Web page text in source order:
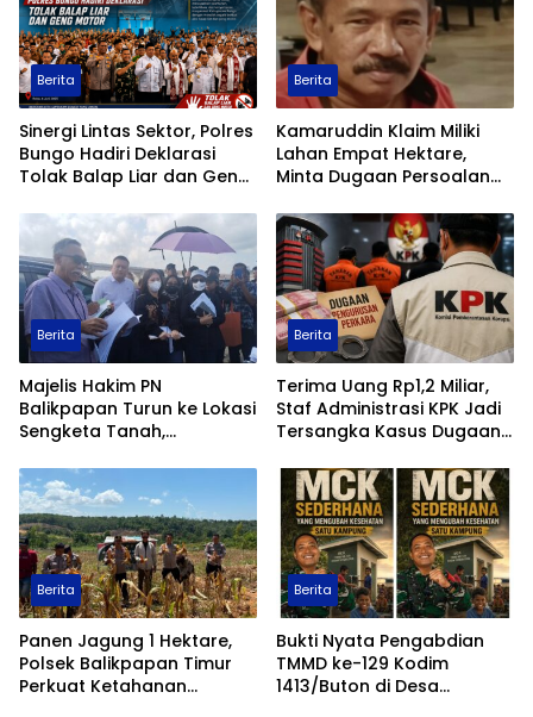
Berita
Sinergi Lintas Sektor, Polres
Bungo Hadiri Deklarasi
Tolak Balap Liar dan Geng
Berita
Kamaruddin Klaim Miliki
Lahan Empat Hektare,
Minta Dugaan Persoalan
Transparan
Berita
Majelis Hakim PN
Balikpapan Turun ke Lokasi
Sengketa Tanah,
Perkuat Pencarian Fakta
Hukum
Berita
Terima Uang Rp1,2 Miliar,
Staf Administrasi KPK Jadi
Tersangka Kasus Dugaan
Berita
Panen Jagung 1 Hektare,
Polsek Balikpapan Timur
Perkuat Ketahanan
Berita
Bukti Nyata Pengabdian
TMMD ke-129 Kodim
1413/Buton di Desa